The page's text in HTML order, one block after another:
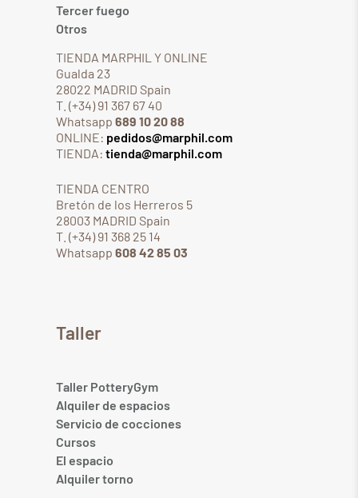
Tercer fuego
Otros
TIENDA MARPHIL Y ONLINE
Gualda 23
28022 MADRID Spain
T. (+34) 91 367 67 40
Whatsapp 689 10 20 88
ONLINE: pedidos@marphil.com
TIENDA: tienda@marphil.com
TIENDA CENTRO
Bretón de los Herreros 5
28003 MADRID Spain
T. (+34) 91 368 25 14
Whatsapp 608 42 85 03
Taller
Taller PotteryGym
Alquiler de espacios
Servicio de cocciones
Cursos
El espacio
Alquiler torno